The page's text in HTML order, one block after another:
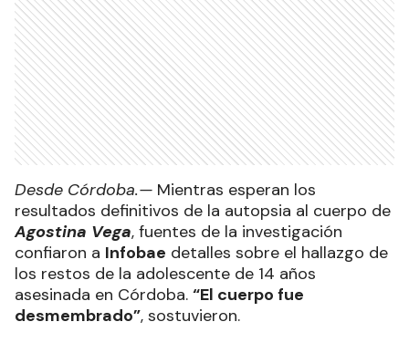
Desde Córdoba.— Mientras esperan los
resultados definitivos de la autopsia al cuerpo de
Agostina Vega, fuentes de la investigación
confiaron a Infobae detalles sobre el hallazgo de
los restos de la adolescente de 14 años
asesinada en Córdoba. “El cuerpo fue
desmembrado”, sostuvieron.